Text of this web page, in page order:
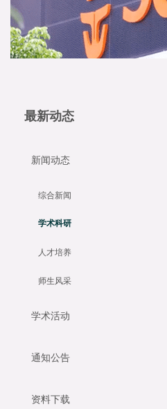
最新动态
新闻动态
综合新闻
学术科研
人才培养
师生风采
学术活动
通知公告
资料下载